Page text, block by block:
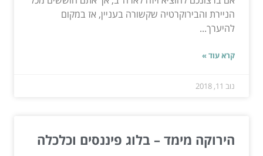
הניירת והבירוקרטיה שקשורה בעניין, אז במקום
להיערך...
קרא עוד »
נוב 11, 2018
הירוקה מימד – בלוג פיננסים וכלכלה